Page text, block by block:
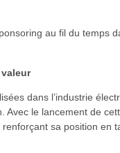
au fil du temps
dans l’industrie
le lancement de
sa position en